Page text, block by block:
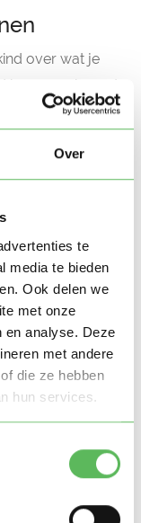
Over
te
media te bieden
Ook delen we
met onze
en analyse. Deze
met andere
die ze hebben
hun services.
over wat je
in gevaar brengt.
in overleg met
melden
jouw functie
ernstig is of
van: